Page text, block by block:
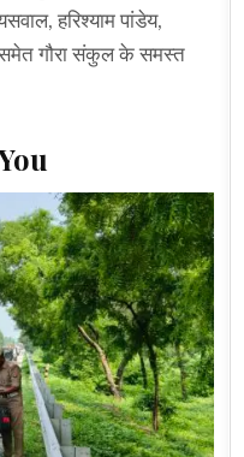
हरिश्याम पांडेय,
समेत गौरा संकुल के समस्त